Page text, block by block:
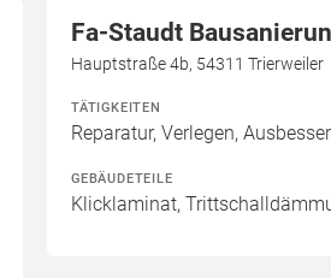
Fa-Staudt
Hauptstraße 4b, 54311 Trierweiler
TÄTIGKEITEN
Reparatur, Verlegen,
GEBÄUDETEILE
Klicklaminat,